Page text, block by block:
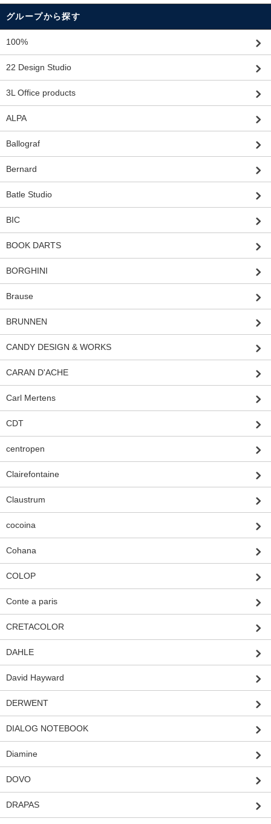
グループから探す
100%
22 Design Studio
3L Office products
ALPA
Ballograf
Bernard
Batle Studio
BIC
BOOK DARTS
BORGHINI
Brause
BRUNNEN
CANDY DESIGN & WORKS
CARAN D'ACHE
Carl Mertens
CDT
centropen
Clairefontaine
Claustrum
cocoina
Cohana
COLOP
Conte a paris
CRETACOLOR
DAHLE
David Hayward
DERWENT
DIALOG NOTEBOOK
Diamine
DOVO
DRAPAS